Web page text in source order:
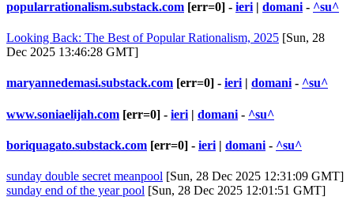
popularrationalism.substack.com [err=0] - ieri | domani - ^su^
Looking Back: The Best of Popular Rationalism, 2025 [Sun, 28
Dec 2025 13:46:28 GMT]
maryannedemasi.substack.com [err=0] - ieri| domani- ^su^
www.soniaelijah.com [err=0] - ieri | domani - ^su^
boriquagato.substack.com [err=0] - ieri | domani - ^su^
sunday double secret meanpool [Sun, 28 Dec 2025 12:31:09 GMT]
sunday end of the year pool [Sun, 28 Dec 2025 12:01:51 GMT]